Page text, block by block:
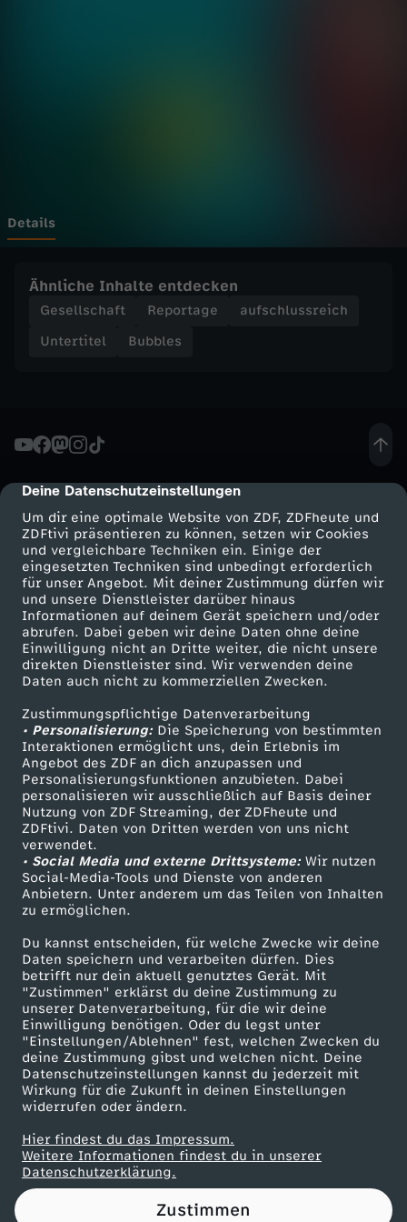
cmp-dialog-description
Deine Datenschutzeinstellungen
Um dir eine optimale Website von ZDF, ZDFheute und
ZDFtivi präsentieren zu können, setzen wir Cookies
und vergleichbare Techniken ein. Einige der
eingesetzten Techniken sind unbedingt erforderlich
für unser Angebot. Mit deiner Zustimmung dürfen wir
und unsere Dienstleister darüber hinaus
Informationen auf deinem Gerät speichern und/oder
abrufen. Dabei geben wir deine Daten ohne deine
Einwilligung nicht an Dritte weiter, die nicht unsere
direkten Dienstleister sind. Wir verwenden deine
Daten auch nicht zu kommerziellen Zwecken.
Zustimmungspflichtige Datenverarbeitung
• Personalisierung:Die Speicherung von bestimmten
Interaktionen ermöglicht uns, dein Erlebnis im
Angebot des ZDF an dich anzupassen und
Personalisierungsfunktionen anzubieten. Dabei
personalisieren wir ausschließlich auf Basis deiner
Nutzung von ZDF Streaming, der ZDFheute und
ZDFtivi. Daten von Dritten werden von uns nicht
verwendet.
• Social Media und externe Drittsysteme:Wir nutzen
Social-Media-Tools und Dienste von anderen
Anbietern. Unter anderem um das Teilen von Inhalten
zu ermöglichen.
Du kannst entscheiden, für welche Zwecke wir deine
Daten speichern und verarbeiten dürfen. Dies
betrifft nur dein aktuell genutztes Gerät. Mit
"Zustimmen" erklärst du deine Zustimmung zu
unserer Datenverarbeitung, für die wir deine
Einwilligung benötigen. Oder du legst unter
"Einstellungen/Ablehnen" fest, welchen Zwecken du
deine Zustimmung gibst und welchen nicht. Deine
Datenschutzeinstellungen kannst du jederzeit mit
Wirkung für die Zukunft in deinen Einstellungen
widerrufen oder ändern.
Hier findest du das Impressum.
Weitere Informationen findest du in unserer
Datenschutzerklärung.
Zustimmen
s
g
e
n
S
c
h
ü
c
h
t
e
r
n
h
e
i
t
-
s
o
Details
Ähnliche Inhalte entdecken
Gesellschaft Reportage
aufschlussreich
Untertitel
Bubbles
Mehr ZDF
ZDF-Apps
Smart TV
ZDFtext
Livestreams
Sendungen A-Z
TV-Programm
Service
ZDFmitreden
Kontakt zum ZDF
Tickets
Zuschauerservice
Hilfe
ZDF Unternehmen
Karriere
ZDF goes Schule
Werbefernsehen
Mainzelmännchen
Partner